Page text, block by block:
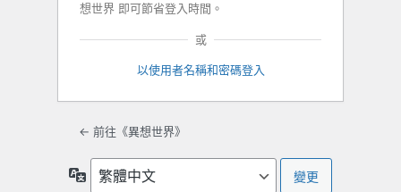
想世界 即可節省登入時間。
或
以使用者名稱和密碼登入
← 前往《異想世界》